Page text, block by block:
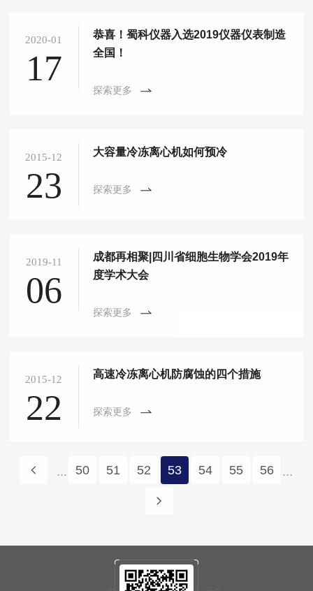
2020-01
17
恭喜！蜀科仪器入选2019仪器仪表制造
全国！
探索更多
2015-12
23
大容量冷冻离心机如何预冷
探索更多
2019-11
06
成都再相聚|四川省细胞生物学会2019年
度学术大会
探索更多
2015-12
22
高速冷冻离心机防腐蚀的四个措施
探索更多
... 50 51 52 53 54 55 56 ...